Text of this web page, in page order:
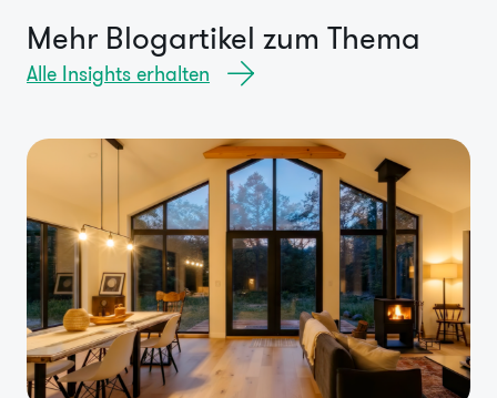
Mehr Blogartikel zum Thema
Alle Insights erhalten